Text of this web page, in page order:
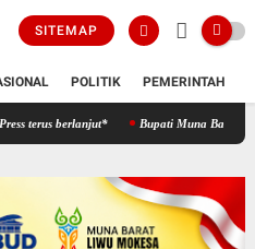
SITEMAP
POLITIK PEMERINTAH
JARNAS HUDLI Pastikan Pengawalan